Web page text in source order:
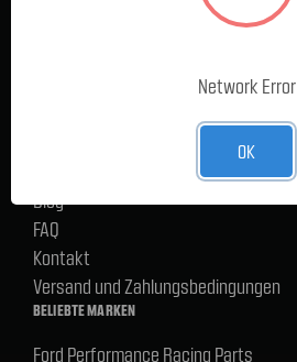
Blog
FAQ
Kontakt
Versand und Zahlungsbedingungen
BELIEBTE MARKEN
Ford Performance Racing Parts
Network Error
OK